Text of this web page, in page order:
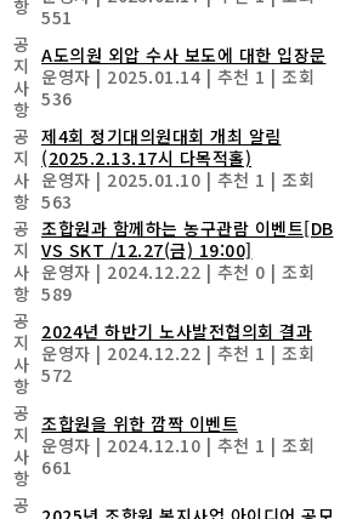
항 551
공
지
사
항
A도의원 외압 수사 보도에 대한 입장문
운영자 | 2025.01.14 | 추천 1 | 조회
536
공
지
사
항
제4회 정기대의원대회 개최 알림
(2025.2.13.17시 다목적홀)
운영자 | 2025.01.10 | 추천 1 | 조회
563
공
지
사
항
조합원과 함께하는 농구관람 이벤트[DB
VS SKT /12.27(금) 19:00]
운영자 | 2024.12.22 | 추천 0 | 조회
589
공
지
사
항
2024년 하반기 노사발전협의회 결과
운영자 | 2024.12.22 | 추천 1 | 조회
572
공
지
사
항
조합원을 위한 깜짝 이벤트
운영자 | 2024.12.10 | 추천 1 | 조회
661
공